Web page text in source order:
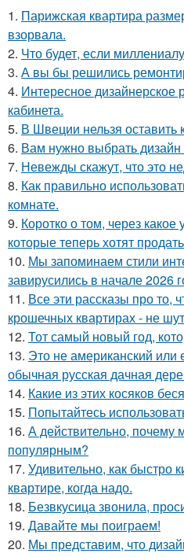
1. Парижская квартира
взорвала.
2. Что будет, если
3. А вы бы решились
4. Интересное дизайнерское
кабинета.
5. В Швеции нельзя оставить
6. Вам нужно выбрать
7. Невежды скажут, что это
8. Как правильно
комнате.
9. Коротко о том, через
которые теперь хотят
10. Мы запоминаем стили
завирусились в начале 2026
11. Все эти рассказы про то,
крошечных квартирах - не
12. Тот самый новый год,
13. Это не американский или
обычная русская дачная
14. Какие из этих косяков
15. Попытайтесь
16. А действительно, почему
популярным?
17. Удивительно, как быстро
квартире, когда надо.
18. Безвкусица звонила,
19. Давайте мы поиграем!
20. Мы представим, что